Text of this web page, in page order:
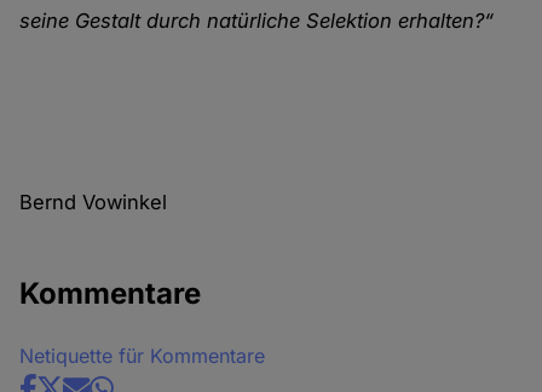
seine Gestalt durch natürliche Selektion erhalten?“
Bernd Vowinkel
Kommentare
Netiquette für Kommentare